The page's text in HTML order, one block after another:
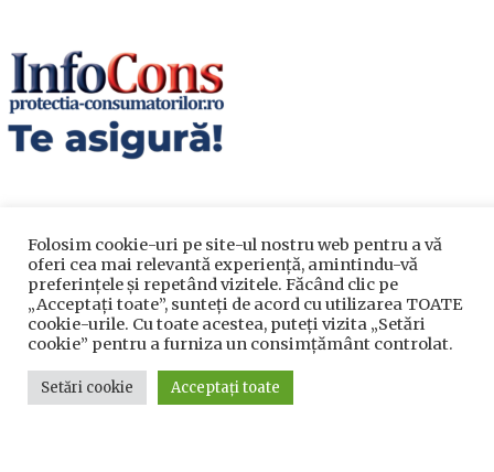
Utile
Utile
Telefoane utile
Folosim cookie-uri pe site-ul nostru web pentru a vă
oferi cea mai relevantă experiență, amintindu-vă
preferințele și repetând vizitele. Făcând clic pe
„Acceptați toate”, sunteți de acord cu utilizarea TOATE
cookie-urile. Cu toate acestea, puteți vizita „Setări
cookie” pentru a furniza un consimțământ controlat.
Setări cookie Acceptați toate